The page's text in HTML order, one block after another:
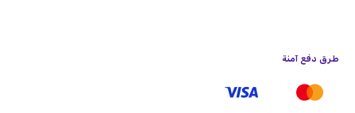
طرق دفع آمنة